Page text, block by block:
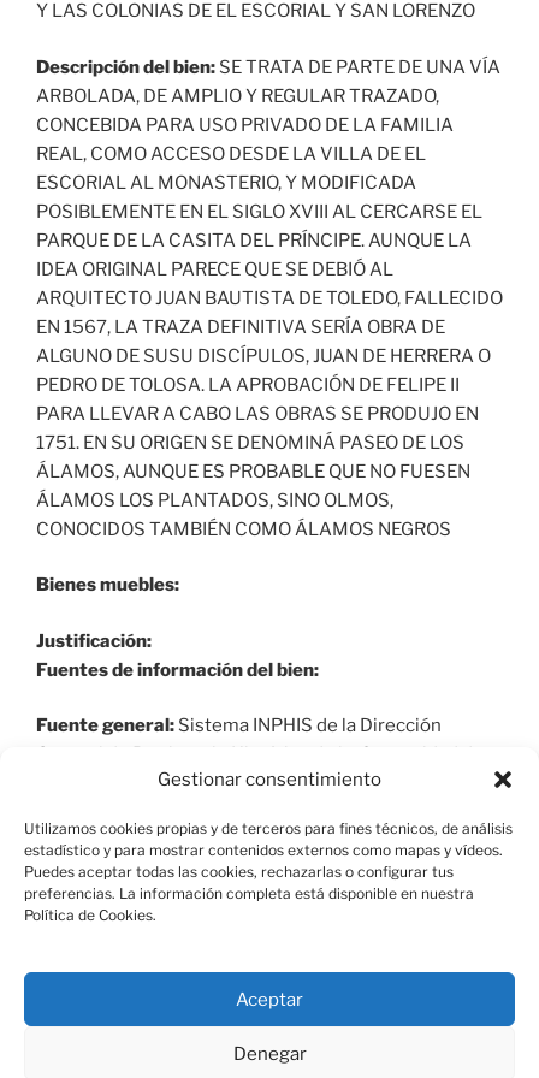
Gestionar consentimiento
Utilizamos cookies propias y de terceros para fines técnicos, de análisis
estadístico y para mostrar contenidos externos como mapas y vídeos.
Puedes aceptar todas las cookies, rechazarlas o configurar tus
preferencias. La información completa está disponible en nuestra
Política de Cookies.
Aceptar
Denegar
Y LAS COLONIAS DE EL ESCORIAL Y SAN LORENZO
Descripción del bien: SE TRATA DE PARTE DE UNA VÍA
ARBOLADA, DE AMPLIO Y REGULAR TRAZADO,
CONCEBIDA PARA USO PRIVADO DE LA FAMILIA
REAL, COMO ACCESO DESDE LA VILLA DE EL
ESCORIAL AL MONASTERIO, Y MODIFICADA
POSIBLEMENTE EN EL SIGLO XVIII AL CERCARSE EL
PARQUE DE LA CASITA DEL PRÍNCIPE. AUNQUE LA
IDEA ORIGINAL PARECE QUE SE DEBIÓ AL
ARQUITECTO JUAN BAUTISTA DE TOLEDO, FALLECIDO
EN 1567, LA TRAZA DEFINITIVA SERÍA OBRA DE
ALGUNO DE SUSU DISCÍPULOS, JUAN DE HERRERA O
PEDRO DE TOLOSA. LA APROBACIÓN DE FELIPE II
PARA LLEVAR A CABO LAS OBRAS SE PRODUJO EN
1751. EN SU ORIGEN SE DENOMINÁ PASEO DE LOS
ÁLAMOS, AUNQUE ES PROBABLE QUE NO FUESEN
ÁLAMOS LOS PLANTADOS, SINO OLMOS,
CONOCIDOS TAMBIÉN COMO ÁLAMOS NEGROS
Bienes muebles:
Justificación:
Fuentes de información del bien:
Fuente general: Sistema INPHIS de la Dirección
General de Patrimonio Histórico de la Comunidad de
Madrid y elaboración propia.